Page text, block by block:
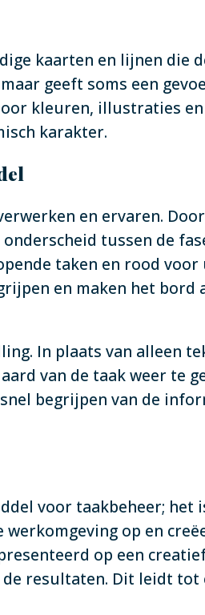
kaarten en lijnen die
geeft soms een
kleuren, illustraties
karakter.
en ervaren.
tussen de
taken en rood voor
en maken het
In plaats van alleen
van de taak weer te
begrijpen van de
voor taakbeheer; het
op en
op een
resultaten. Dit leidt